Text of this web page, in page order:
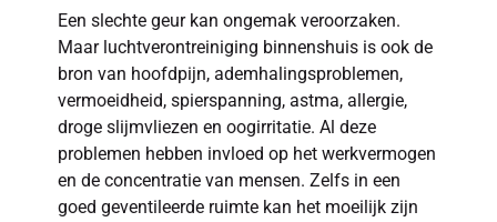
Een slechte geur kan ongemak veroorzaken.
Maar luchtverontreiniging binnenshuis is ook de
bron van hoofdpijn, ademhalingsproblemen,
vermoeidheid, spierspanning, astma, allergie,
droge slijmvliezen en oogirritatie. Al deze
problemen hebben invloed op het werkvermogen
en de concentratie van mensen. Zelfs in een
goed geventileerde ruimte kan het moeilijk zijn